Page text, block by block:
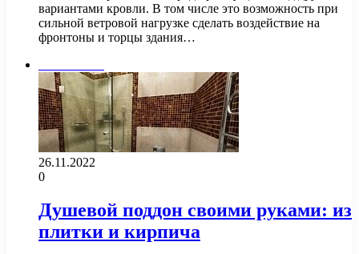
вариантами кровли. В том числе это возможность при
сильной ветровой нагрузке сделать воздействие на
фронтоны и торцы здания…
26.11.2022
0
Душевой поддон своими руками: из
плитки и кирпича